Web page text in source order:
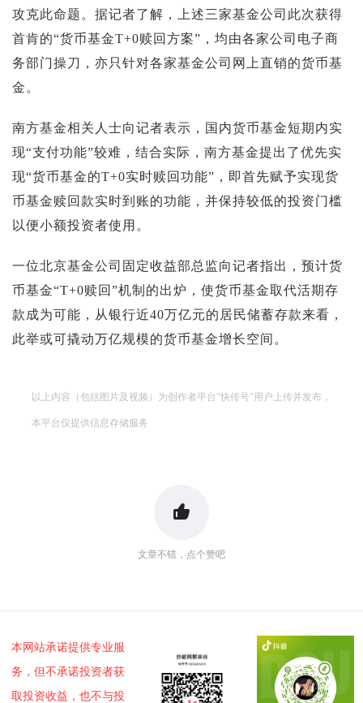
攻克此命题。据记者了解，上述三家基金公司此次获得
首肯的“货币基金T+0赎回方案”，均由各家公司电子商
务部门操刀，亦只针对各家基金公司网上直销的货币基
金。
南方基金相关人士向记者表示，国内货币基金短期内实
现“支付功能”较难，结合实际，南方基金提出了优先实
现“货币基金的T+0实时赎回功能”，即首先赋予实现货
币基金赎回款实时到账的功能，并保持较低的投资门槛
以便小额投资者使用。
一位北京基金公司固定收益部总监向记者指出，预计货
币基金“T+0赎回”机制的出炉，使货币基金取代活期存
款成为可能，从银行近40万亿元的居民储蓄存款来看，
此举或可撬动万亿规模的货币基金增长空间。
以上内容（包括图片及视频）为创作者平台"快传号"用户上传并发布，
本平台仅提供信息存储服务
文章不错，点个赞吧
本网站承诺提供专业服
务，但不承诺投资者获
取投资收益，也不与投